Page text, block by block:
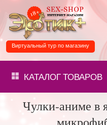
Виртуальный тур по магазину
КАТАЛОГТОВАРОВ
Чулки-аниме в